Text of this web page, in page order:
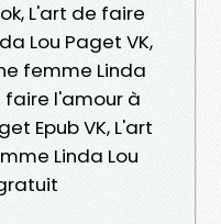
L'art de faire
Lou Paget VK,
femme Linda
faire l'amour à
Epub VK, L'art
Linda Lou